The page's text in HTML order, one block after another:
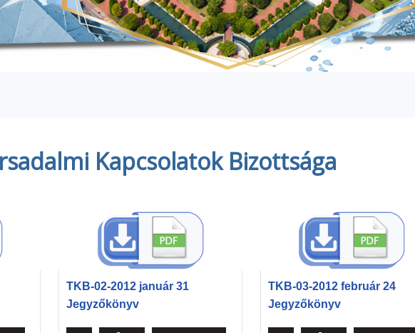
Kapcsolatok Bizottsága
TKB-02-2012 január 31
Jegyzőkönyv
TKB-03-2012 február 24
Jegyzőkönyv